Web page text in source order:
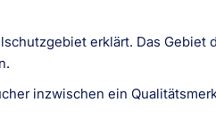
erklärt. Das Gebiet
inzwischen ein